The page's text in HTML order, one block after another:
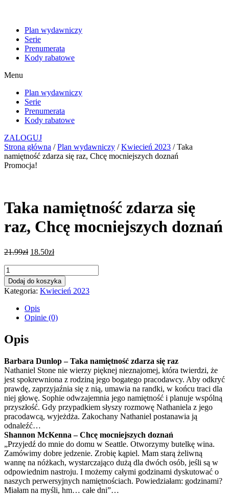
Plan wydawniczy
Serie
Prenumerata
Kody rabatowe
Menu
Plan wydawniczy
Serie
Prenumerata
Kody rabatowe
ZALOGUJ
Strona główna /Plan wydawniczy /Kwiecień 2023 / Taka
namiętność zdarza się raz, Chcę mocniejszych doznań
Promocja!
Taka namiętność zdarza się
raz, Chcę mocniejszych doznań
21.99zł 18.50zł
ilość
Taka
namiętność
zdarza
mocniejszych
doznań
Dodaj do koszyka
Kategoria: Kwiecień 2023
Opis
Opinie (0)
Opis
Barbara Dunlop – Taka namiętność zdarza się raz
Nathaniel Stone nie wierzy pięknej nieznajomej, która twierdzi, że
jest spokrewniona z rodziną jego bogatego pracodawcy. Aby odkryć
prawdę, zaprzyjaźnia się z nią, umawia na randki, w końcu traci dla
niej głowę. Sophie odwzajemnia jego namiętność i planuje wspólną
przyszłość. Gdy przypadkiem słyszy rozmowę Nathaniela z jego
pracodawcą, wyjeżdża. Zakochany Nathaniel postanawia ją
odnaleźć…
Shannon McKenna – Chcę mocniejszych doznań
„Przyjedź do mnie do domu w Seattle. Otworzymy butelkę wina.
Zamówimy dobre jedzenie. Zrobię kąpiel. Mam starą żeliwną
wannę na nóżkach, wystarczająco dużą dla dwóch osób, jeśli są w
odpowiednim nastroju. I możemy całymi godzinami dyskutować o
naszych perwersyjnych namiętnościach. Powiedziałam: godzinami?
Miałam na myśli, hm… całe dni”…